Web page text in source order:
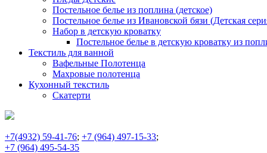
Постельное белье из поплина (детское)
Постельное белье из Ивановской бязи (Детская
Набор в детскую кроватку
Постельное белье в детскую кроватку из
Текстиль для ванной
Вафельные Полотенца
Махровые полотенца
Кухонный текстиль
Скатерти
+7(4932) 59-41-76; +7 (964) 497-15-33;
+7 (964) 495-54-35